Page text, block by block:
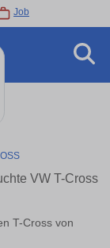
Job
VW T-Cross
T-Cross von